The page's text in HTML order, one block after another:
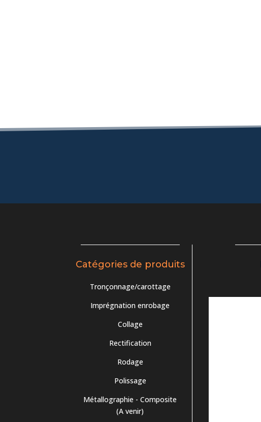
Catégories de produits
Tronçonnage/carottage
Imprégnation enrobage
Collage
Rectification
Rodage
Polissage
Métallographie - Composite
(A venir)